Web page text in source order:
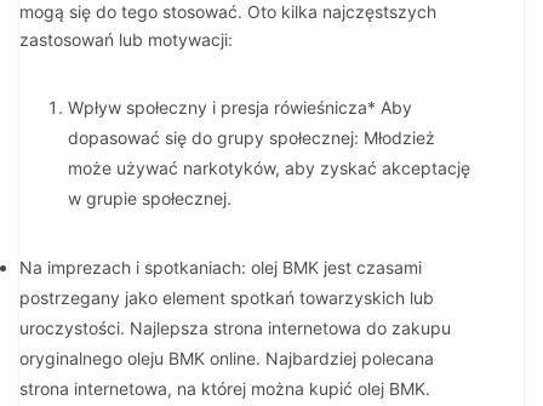
mogą się do tego stosować. Oto kilka najczęstszych
zastosowań lub motywacji:
Wpływ społeczny i presja rówieśnicza* Aby
dopasować się do grupy społecznej: Młodzież
może używać narkotyków, aby zyskać akceptację
w grupie społecznej.
Na imprezach i spotkaniach: olej BMK jest czasami
postrzegany jako element spotkań towarzyskich lub
uroczystości. Najlepsza strona internetowa do zakupu
oryginalnego oleju BMK online. Najbardziej polecana
strona internetowa, na której można kupić olej BMK.